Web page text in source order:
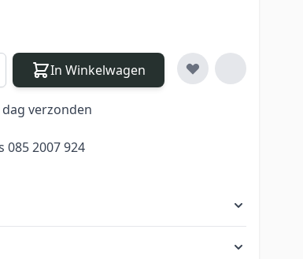
In Winkelwagen
verzonden
085 2007 924